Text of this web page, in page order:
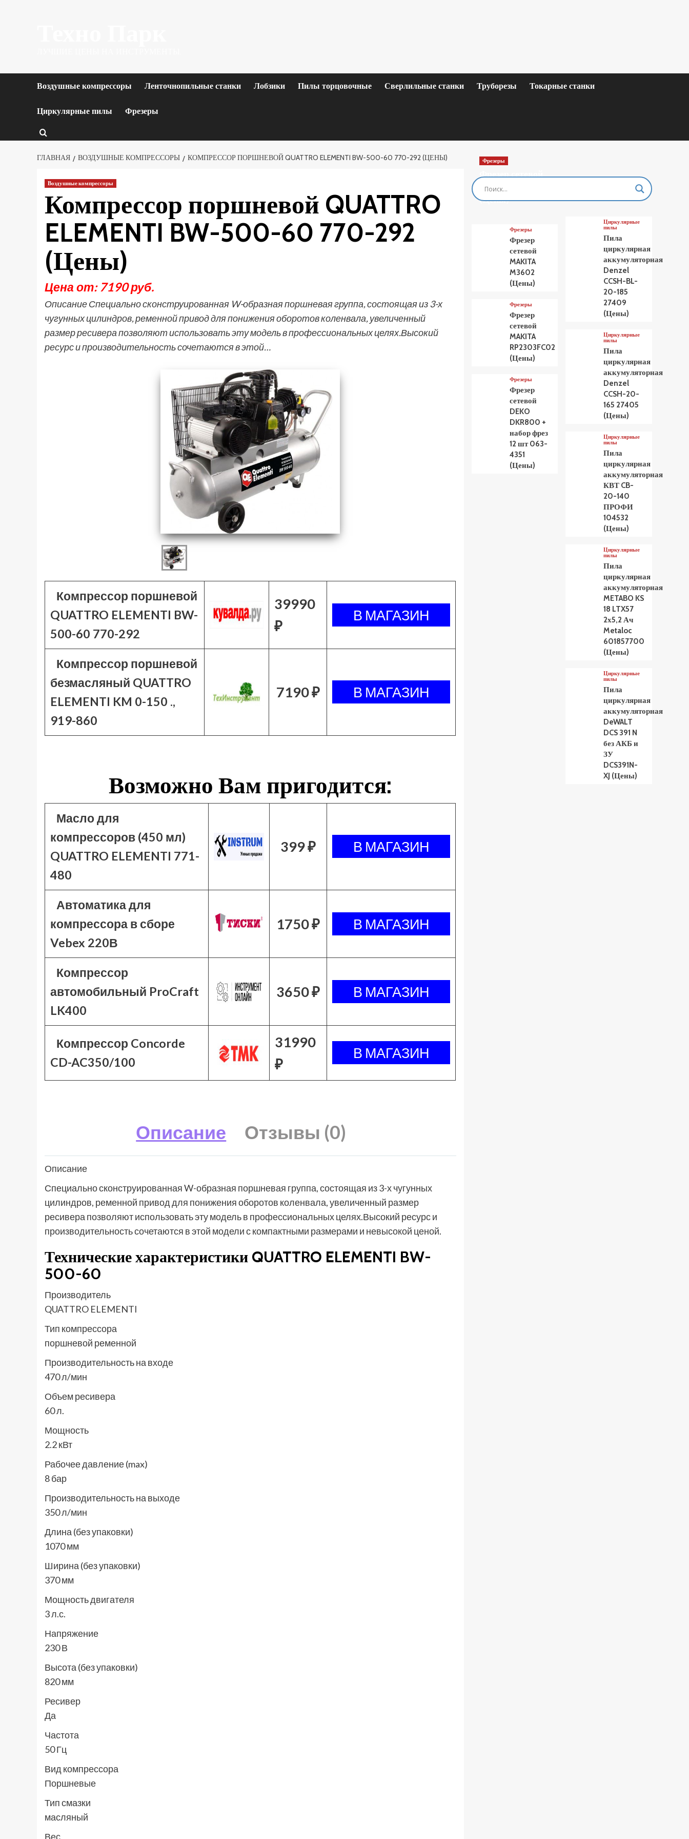
Воздушные компрессоры Ленточнопильные станки Лобзики Пилы торцовочные Сверлильные станки Труборезы Токарные станки
Циркулярные пилы Фрезеры
ГЛАВНАЯ ВОЗДУШНЫЕ КОМПРЕССОРЫ КОМПРЕССОР ПОРШНЕВОЙ QUATTRO ELEMENTI BW-500-60 770-292 (ЦЕНЫ)
Воздушные компрессоры
Компрессор поршневой QUATTRO
ELEMENTI BW-500-60 770-292
(Цены)
Цена от: 7190 руб.
Описание Специально сконструированная W-образная поршневая группа, состоящая из 3-х
чугунных цилиндров, ременной привод для понижения оборотов коленвала, увеличенный
размер ресивера позволяют использовать эту модель в профессиональных целях.Высокий
ресурс и производительность сочетаются в этой…
Компрессор поршневой
QUATTRO ELEMENTI BW-
500-60 770-292
39990
₽
Компрессор поршневой
безмасляный QUATTRO
ELEMENTI KM 0-150 .,
919-860
7190 ₽
Возможно Вам пригодится:
Масло для
компрессоров (450 мл)
QUATTRO ELEMENTI 771-
480
399 ₽
Автоматика для
компрессора в сборе
Vebex 220В
1750 ₽
Компрессор
автомобильный ProCraft
LK400
3650 ₽
Компрессор Concorde
CD-AC350/100
31990
₽
Описание Отзывы (0)
Описание
Специально сконструированная W-образная поршневая группа, состоящая из 3-х чугунных
цилиндров, ременной привод для понижения оборотов коленвала, увеличенный размер
ресивера позволяют использовать эту модель в профессиональных целях.Высокий ресурс и
производительность сочетаются в этой модели с компактными размерами и невысокой ценой.
Технические характеристики QUATTRO ELEMENTI BW-
500-60
Производитель
QUATTRO ELEMENTI
Тип компрессора
поршневой ременной
Производительность на входе
470 л/мин
Объем ресивера
60 л.
Мощность
2.2 кВт
Рабочее давление (max)
8 бар
Производительность на выходе
350 л/мин
Длина (без упаковки)
1070 мм
Ширина (без упаковки)
370 мм
Мощность двигателя
3 л.с.
Напряжение
230 В
Высота (без упаковки)
820 мм
Ресивер
Да
Частота
50 Гц
Вид компрессора
Поршневые
Тип смазки
масляный
Вес
Фрезеры
Фрезер сетевой
MAKITA M3601
(Цены)
Фрезеры
Фрезер
сетевой
MAKITA
M3602
(Цены)
Фрезеры
Фрезер
сетевой
MAKITA
RP2303FC02
(Цены)
Фрезеры
Фрезер
сетевой
DEKO
DKR800 +
набор фрез
12 шт 063-
4351
(Цены)
Циркулярные
пилы
Пила
циркулярная
аккумуляторная
Denzel
CCSH-BL-
20-185
27409
(Цены)
Циркулярные
пилы
Пила
циркулярная
аккумуляторная
Denzel
CCSH-20-
165 27405
(Цены)
Циркулярные
пилы
Пила
циркулярная
аккумуляторная
КВТ CB-
20-140
ПРОФИ
104532
(Цены)
Циркулярные
пилы
Пила
циркулярная
аккумуляторная
METABO KS
18 LTX57
2х5,2 Ач
Metaloc
601857700
(Цены)
Циркулярные
пилы
Пила
циркулярная
аккумуляторная
DeWALT
DCS 391 N
без АКБ и
ЗУ
DCS391N-
XJ (Цены)